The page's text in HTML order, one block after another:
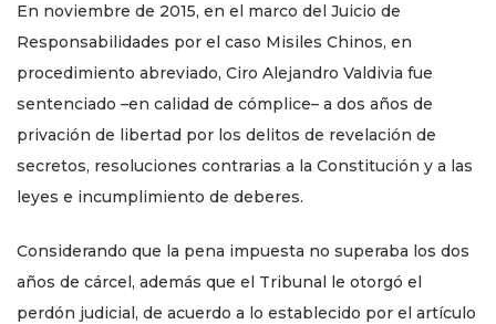
En noviembre de 2015, en el marco del Juicio de
Responsabilidades por el caso Misiles Chinos, en
procedimiento abreviado, Ciro Alejandro Valdivia fue
sentenciado –en calidad de cómplice– a dos años de
privación de libertad por los delitos de revelación de
secretos, resoluciones contrarias a la Constitución y a las
leyes e incumplimiento de deberes.
Considerando que la pena impuesta no superaba los dos
años de cárcel, además que el Tribunal le otorgó el
perdón judicial, de acuerdo a lo establecido por el artículo